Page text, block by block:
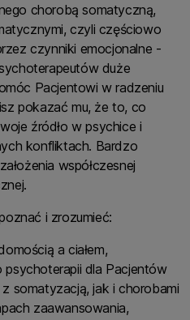
chorobą somatyczną,
czyli częściowo
czynniki emocjonalne -
duże
Pacjentowi w radzeniu
pokazać mu, że to, co
źródło w psychice i
konfliktach. Bardzo
współczesnej
i zrozumieć:
a ciałem,
dla Pacjentów
somatyzacją, jak i chorobami
zaawansowania,